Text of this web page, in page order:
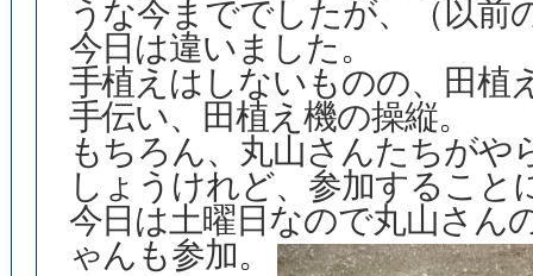
うな今まででしたが、（以前
今日は違いました。
手植えはしないものの、田植
手伝い、田植え機の操縦。
もちろん、丸山さんたちがや
しょうけれど、参加すること
今日は土曜日なので丸山さん
ゃんも参加。